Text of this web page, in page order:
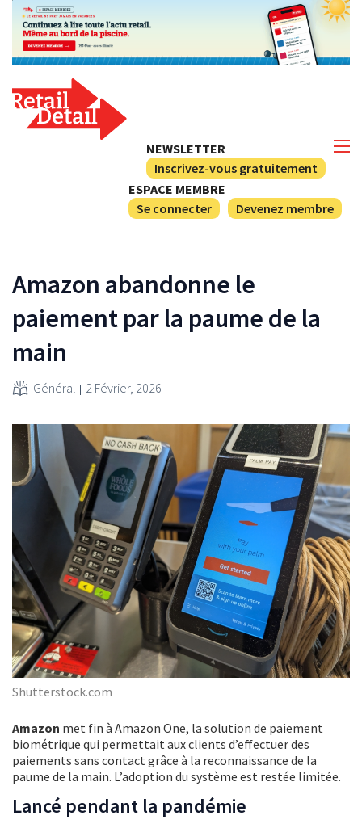
NEWSLETTER
Inscrivez-vous gratuitement
ESPACE MEMBRE
Se connecter
Devenez membre
Amazon abandonne le
paiement par la paume de la
main
Général 2 Février, 2026
Shutterstock.com
Amazon met fin à Amazon One, la solution de paiement
biométrique qui permettait aux clients d’effectuer des
paiements sans contact grâce à la reconnaissance de la
paume de la main. L’adoption du système est restée limitée.
Lancé pendant la pandémie